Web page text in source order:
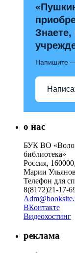
Знаете,
Напишите
о нас
БУК ВО
библиотека»
Россия,
Марии
Телефон для
8(8172)21-17-
ВКонтакте
Видеохостинг
реклама